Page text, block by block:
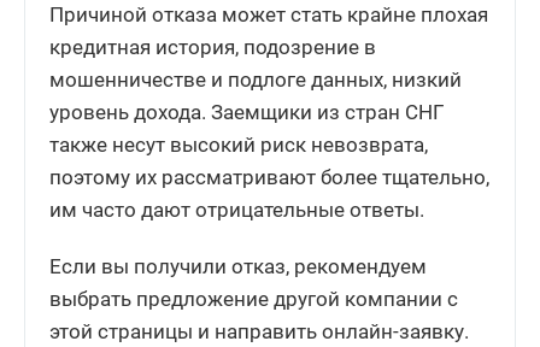
Причиной отказа может стать крайне плохая
кредитная история, подозрение в
мошенничестве и подлоге данных, низкий
уровень дохода. Заемщики из стран СНГ
также несут высокий риск невозврата,
поэтому их рассматривают более тщательно,
им часто дают отрицательные ответы.
Если вы получили отказ, рекомендуем
выбрать предложение другой компании с
этой страницы и направить онлайн-заявку.